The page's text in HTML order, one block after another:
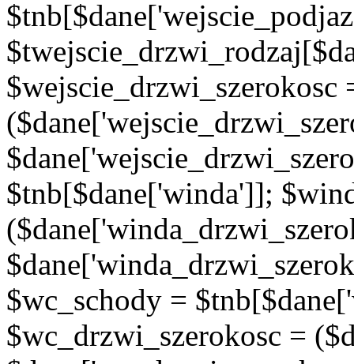
$wejscie_drzwi_szerokosc
$tnb[$dane['winda']];
$wc_schody =
$wc_drzwi_szerokosc =